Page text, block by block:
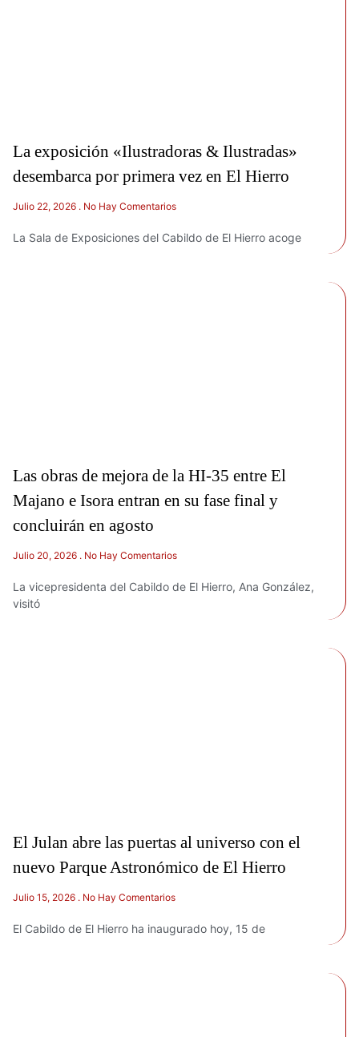
La exposición «Ilustradoras & Ilustradas»
desembarca por primera vez en El Hierro
Julio 22, 2026 No Hay Comentarios
La Sala de Exposiciones del Cabildo de El Hierro acoge
Las obras de mejora de la HI-35 entre El
Majano e Isora entran en su fase final y
concluirán en agosto
Julio 20, 2026 No Hay Comentarios
La vicepresidenta del Cabildo de El Hierro, Ana González,
visitó
El Julan abre las puertas al universo con el
nuevo Parque Astronómico de El Hierro
Julio 15, 2026 No Hay Comentarios
El Cabildo de El Hierro ha inaugurado hoy, 15 de